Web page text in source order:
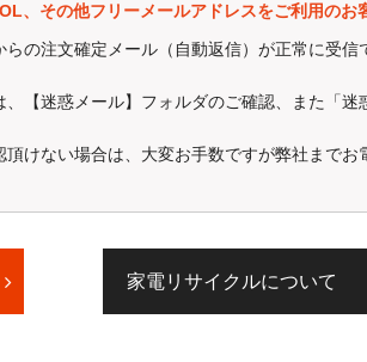
とさせていただきます。
合がございますので、ご注意下さい。
。
、その他フリーメールアドレスをご利用のお
らの注文確定メール（自動返信）が正常に受信
【迷惑メール】フォルダのご確認、また「迷
けない場合は、大変お手数ですが弊社までお
家電リサイクルについて